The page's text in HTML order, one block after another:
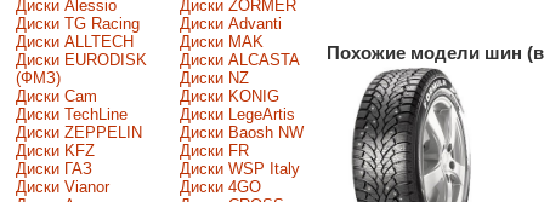
Диски Alessio
Диски TG Racing
Диски ALLTECH
Диски EURODISK
(ФМЗ)
Диски Cam
Диски TechLine
Диски ZEPPELIN
Диски KFZ
Диски ГАЗ
Диски Vianor
Диски ZORMER
Диски Advanti
Диски MAK
Диски ALCASTA
Диски NZ
Диски KONIG
Диски LegeArtis
Диски Baosh NW
Диски FR
Диски WSP Italy
Диски 4GO
Похожие модели шин